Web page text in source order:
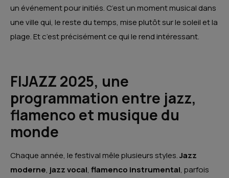
un événement pour initiés. C’est un moment musical dans
une ville qui, le reste du temps, mise plutôt sur le soleil et la
plage. Et c’est précisément ce qui le rend intéressant.
FIJAZZ 2025, une
programmation entre jazz,
flamenco et musique du
monde
Chaque année, le festival mêle plusieurs styles.Jazz
moderne, jazz vocal, flamenco instrumental, parfois